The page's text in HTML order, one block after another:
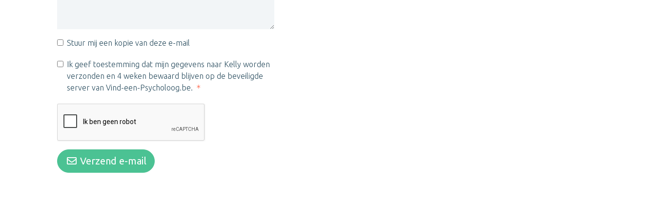
Stuur mij een kopie van deze e-mail
Ik geef toestemming dat mijn gegevens naar Kelly worden
verzonden en 4 weken bewaard blijven op de beveiligde
server van Vind-een-Psycholoog.be.
Verzend e-mail